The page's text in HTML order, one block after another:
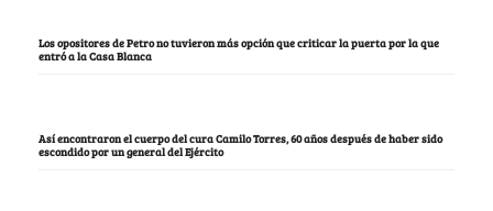
Los opositores de Petro no tuvieron más opción que criticar la puerta por la que
entró a la Casa Blanca
Así encontraron el cuerpo del cura Camilo Torres, 60 años después de haber sido
escondido por un general del Ejército